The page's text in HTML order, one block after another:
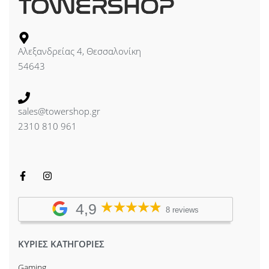
Αλεξανδρείας 4, Θεσσαλονίκη
54643
sales@towershop.gr
2310 810 961
4,9 8 reviews
ΚΥΡΙΕΣ ΚΑΤΗΓΟΡΙΕΣ